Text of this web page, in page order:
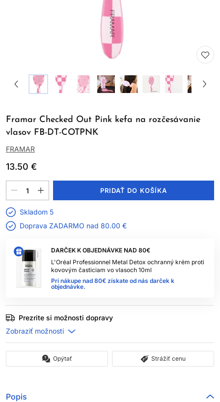
Framar Checked Out Pink kefa na rozčesávanie
vlasov FB-DT-COTPNK
FRAMAR
13.50 €
DARČEK K OBJEDNÁVKE NAD 80€
L'Oréal Professionnel Metal Detox ochranný krém proti
kovovým časticiam vo vlasoch 10ml
Pri nákupe nad 80€ získate od nás darček k
objednávke.
PRIDAŤ DO KOŠÍKA
Skladom 5
Doprava ZADARMO nad 80.00 €
Prezrite si možnosti dopravy
Opýtať Strážiť cenu
Popis